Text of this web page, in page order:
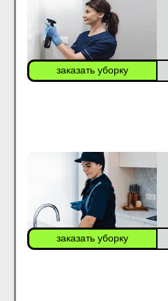
заказать уборку
заказать уборку